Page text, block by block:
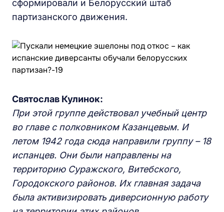
сформировали и Белорусский штаб
партизанского движения.
Святослав Кулинок:
При этойгруппе действовал учебный центр
во главе с полковникомКазанцевым. И
летом 1942 года сюда направили группу–18
испанцев. Они были направленына
территорию Суражского, Витебского,
Городокского районов. Их главная задача
была активизировать диверсионную работу